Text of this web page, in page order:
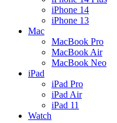
iPhone 14
iPhone 13
Mac
MacBook Pro
MacBook Air
MacBook Neo
iPad
iPad Pro
iPad Air
iPad 11
Watch